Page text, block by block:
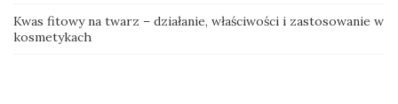
Kwas fitowy na twarz – działanie, właściwości i zastosowanie w
kosmetykach